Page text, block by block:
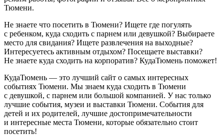
Тюмени.
Не знаете что посетить в Тюмени? Ищете где погулять
с ребенком, куда сходить с парнем или девушкой? Выбираете
место для свидания? Ищете развлечения на выходные?
Интересуетесь активным отдыхом? Посещаете выставки?
Не знаете куда сходить на корпоратив? КудаТюмень поможет!
КудаТюмень — это лучший сайт о самых интересных
событиях Тюмени. Мы знаем куда сходить в Тюмени
с девушкой, с парнем или большой компанией. У нас только
лучшие события, музеи и выставки Тюмени. События для
детей и их родителей, лучшие достопримечательности
и интересные места Тюмени, которые обязательно стоит
посетить!